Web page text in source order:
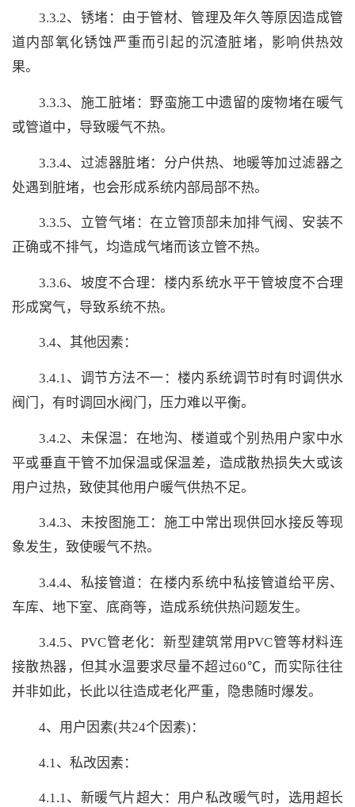
3.3.2、锈堵：由于管材、管理及年久等原因造成管
道内部氧化锈蚀严重而引起的沉渣脏堵，影响供热效
果。
3.3.3、施工脏堵：野蛮施工中遗留的废物堵在暖气
或管道中，导致暖气不热。
3.3.4、过滤器脏堵：分户供热、地暖等加过滤器之
处遇到脏堵，也会形成系统内部局部不热。
3.3.5、立管气堵：在立管顶部未加排气阀、安装不
正确或不排气，均造成气堵而该立管不热。
3.3.6、坡度不合理：楼内系统水平干管坡度不合理
形成窝气，导致系统不热。
3.4、其他因素：
3.4.1、调节方法不一：楼内系统调节时有时调供水
阀门，有时调回水阀门，压力难以平衡。
3.4.2、未保温：在地沟、楼道或个别热用户家中水
平或垂直干管不加保温或保温差，造成散热损失大或该
用户过热，致使其他用户暖气供热不足。
3.4.3、未按图施工：施工中常出现供回水接反等现
象发生，致使暖气不热。
3.4.4、私接管道：在楼内系统中私接管道给平房、
车库、地下室、底商等，造成系统供热问题发生。
3.4.5、PVC管老化：新型建筑常用PVC管等材料连
接散热器，但其水温要求尽量不超过60℃，而实际往往
并非如此，长此以往造成老化严重，隐患随时爆发。
4、用户因素(共24个因素)：
4.1、私改因素：
4.1.1、新暖气片超大：用户私改暖气时，选用超长